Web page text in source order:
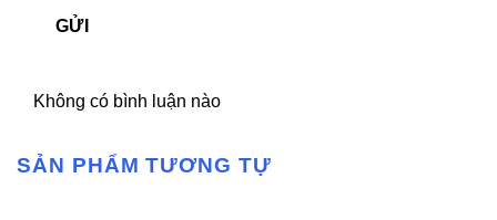
GỬI
Không có bình luận nào
SẢN PHẨM TƯƠNG TỰ